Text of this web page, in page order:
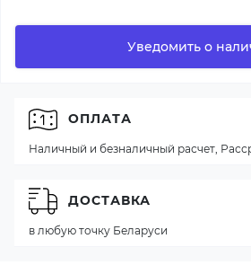
Уведомить о
ОПЛАТА
Наличный и безналичный расчет,
ДОСТАВКА
в любую точку Беларуси